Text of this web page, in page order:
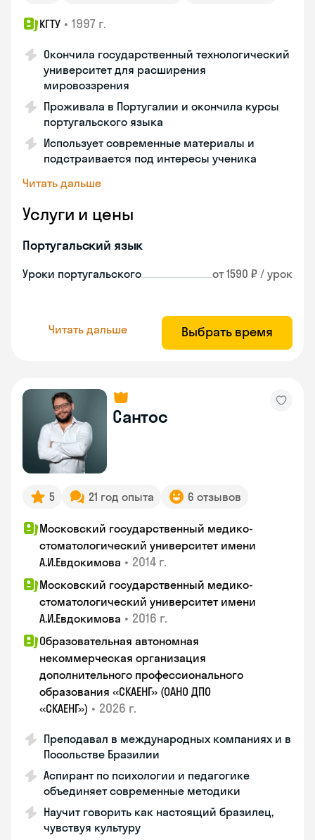
КГТУ • 1997 г.
Окончила государственный технологический
университет для расширения
мировоззрения
Проживала в Португалии и окончила курсы
португальского языка
Использует современные материалы и
подстраивается под интересы ученика
Читать дальше
Услуги и цены
Португальский язык
Уроки португальского от 1590 ₽ / урок
Читать дальше Выбрать время
Сантос
5 21 год опыта 6 отзывов
Московский государственный медико-
стоматологический университет имени
А.И.Евдокимова • 2014 г.
Московский государственный медико-
стоматологический университет имени
А.И.Евдокимова • 2016 г.
Образовательная автономная
некоммерческая организация
дополнительного профессионального
образования «СКАЕНГ» (ОАНО ДПО
«СКАЕНГ») • 2026 г.
Преподавал в международных компаниях и в
Посольстве Бразилии
Аспирант по психологии и педагогике
объединяет современные методики
Научит говорить как настоящий бразилец,
чувствуя культуру